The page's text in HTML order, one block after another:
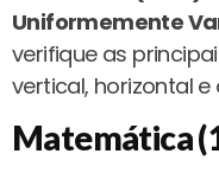
Uniformemente
verifique as
vertical, horizontal e
Matemática